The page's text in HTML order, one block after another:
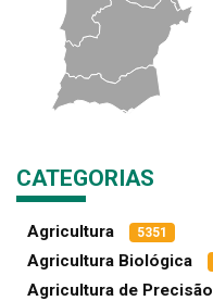
CATEGORIAS
Agricultura 5351
Agricultura Biológica
Agricultura de Precisão